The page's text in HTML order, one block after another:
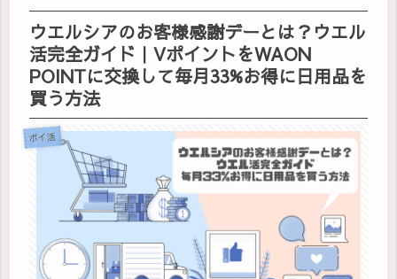
ウエルシアのお客様感謝デーとは？ウエル
活完全ガイド｜VポイントをWAON
POINTに交換して毎月33%お得に日用品を
買う方法
ポイ活